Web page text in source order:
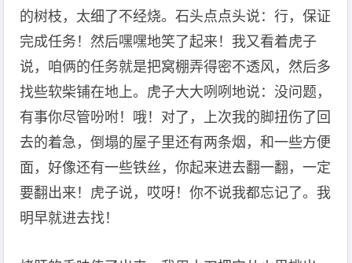
的树枝，太细了不经烧。石头点点头说：行，保证
完成任务！然后嘿嘿地笑了起来！我又看着虎子
说，咱俩的任务就是把窝棚弄得密不透风，然后多
找些软柴铺在地上。虎子大大咧咧地说：没问题，
有事你尽管吩咐！哦！对了，上次我的脚扭伤了回
去的着急，倒塌的屋子里还有两条烟，和一些方便
面，好像还有一些铁丝，你起来进去翻一翻，一定
要翻出来！虎子说，哎呀！你不说我都忘记了。我
明早就进去找！